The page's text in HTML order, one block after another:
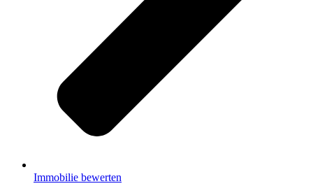
Immobilie bewerten